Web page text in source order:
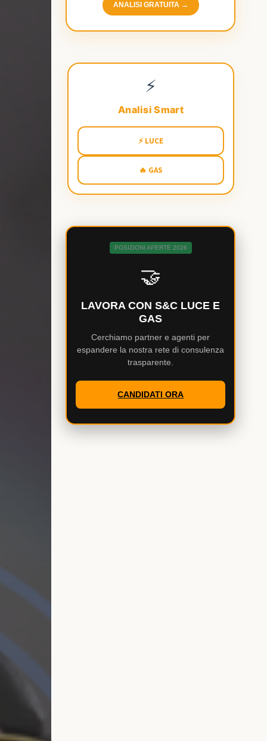
ANALISI GRATUITA →
⚡
Analisi Smart
⚡ LUCE
🔥 GAS
POSIZIONI APERTE 2026
🤝
LAVORA CON S&C LUCE E
GAS
Cerchiamo partner e agenti per
espandere la nostra rete di consulenza
trasparente.
CANDIDATI ORA